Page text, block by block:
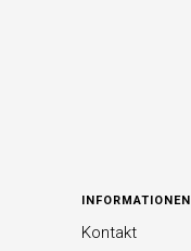
INFORMATIONEN
Kontakt